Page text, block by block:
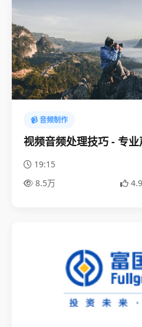
📹 音频制作
视频音频处理技巧 - 专
19:15
8.5万